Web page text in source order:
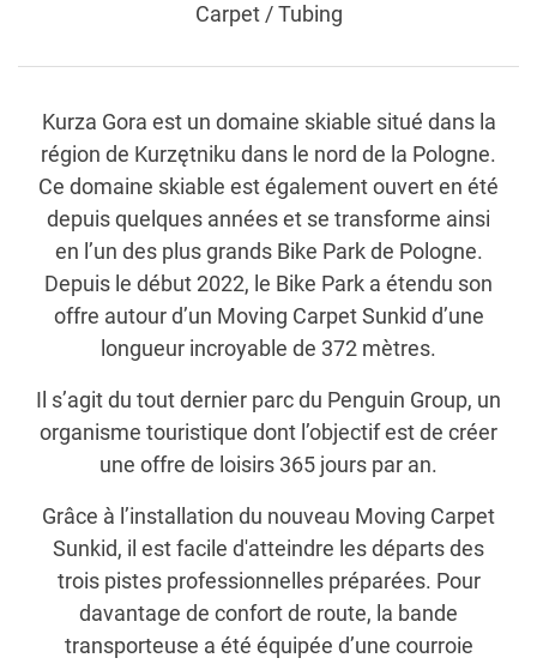
Carpet / Tubing
Kurza Gora est un domaine skiable situé dans la
région de Kurzętniku dans le nord de la Pologne.
Ce domaine skiable est également ouvert en été
depuis quelques années et se transforme ainsi
en l’un des plus grands Bike Park de Pologne.
Depuis le début 2022, le Bike Park a étendu son
offre autour d’un Moving Carpet Sunkid d’une
longueur incroyable de 372 mètres.
Il s’agit du tout dernier parc du Penguin Group, un
organisme touristique dont l’objectif est de créer
une offre de loisirs 365 jours par an.
Grâce à l’installation du nouveau Moving Carpet
Sunkid, il est facile d'atteindre les départs des
trois pistes professionnelles préparées. Pour
davantage de confort de route, la bande
transporteuse a été équipée d’une courroie